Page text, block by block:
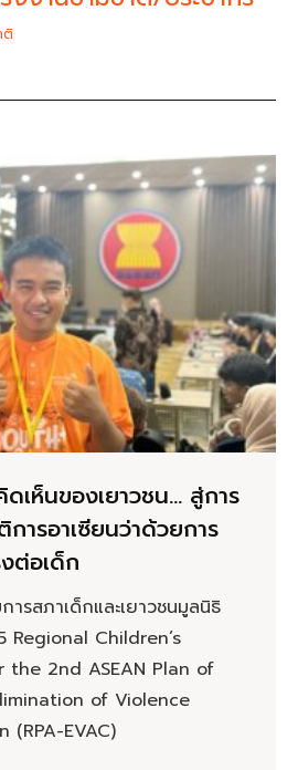
ติ
ดเห็นของเยาวชน… สู่การ
ารอาเซียนว่าด้วยการ
ต่อเด็ก
ารสภาเด็กและเยาวชนมูลนิธิ
Regional Children’s
2nd ASEAN Plan of
of Violence
EVAC)